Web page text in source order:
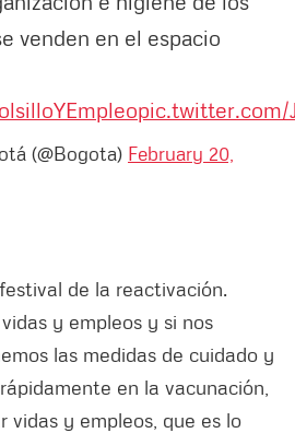
venden en el espacio
pic.twitter.com/
(@Bogota) February 20,
de la reactivación.
y empleos y si nos
las medidas de cuidado y
en la vacunación,
vidas y empleos, que es lo